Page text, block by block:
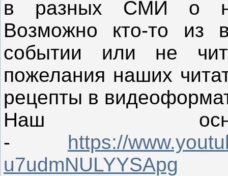
в разных СМИ о
Возможно кто-то
событии или не
пожелания наших
рецепты в
Наш
- https://
u7udmNULYYSApg